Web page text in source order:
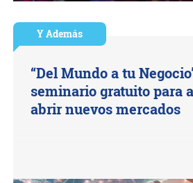
Y Además
“Del Mundo a tu
seminario gratuito para
abrir nuevos mercados